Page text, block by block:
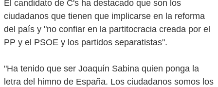
El candidato de C's ha destacado que son los
ciudadanos que tienen que implicarse en la reforma
del país y "no confiar en la partitocracia creada por el
PP y el PSOE y los partidos separatistas".
"Ha tenido que ser Joaquín Sabina quien ponga la
letra del himno de España. Los ciudadanos somos los